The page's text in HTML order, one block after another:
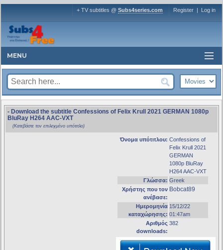
+ TV subtitles @ Subs4series.com Register | Log in
MENU
- Download the subtitle Confessions of Felix Krull 2021 GERMAN 1080p
BluRay H264 AAC-VXT
(Κατεβάστε τον επιλεγμένο υπότιτλο)
Όνομα υπότιτλου: Confessions of
Felix Krull 2021
GERMAN
1080p BluRay
H264 AAC-VXT
Γλώσσα: Greek
Χρήστης που τον
ανέβασε:
Bobcat89
Ημερομηνία
καταχώρησης:
15/12/22
01:47am
Αριθμός
downloads:
382